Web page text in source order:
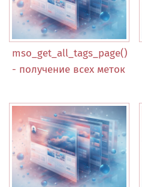
mso_get_all_tags_page()
- получение всех меток